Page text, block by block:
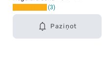
Paziņot
3